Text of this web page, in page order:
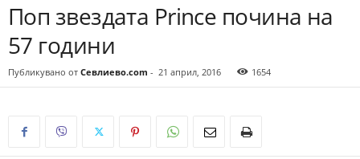
Поп звездата Prince почина на
57 години
Публикувано от Севлиево.com - 21 април, 2016 1654